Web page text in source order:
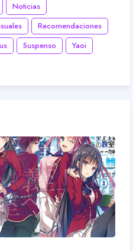
Noticias
Recomendaciones
Suspenso
Yaoi